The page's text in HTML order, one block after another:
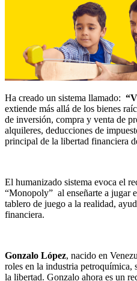
Ha creado un sistema llamado:
extiende más allá de los bienes
de inversión, compra y venta de
alquileres, deducciones de
principal de la libertad financiera
El humanizado sistema evoca el
“Monopoly” al enseñarte a jugar
tablero de juego a la realidad,
financiera.
Gonzalo López, nacido en
roles en la industria petroquímica,
la libertad. Gonzalo ahora es un